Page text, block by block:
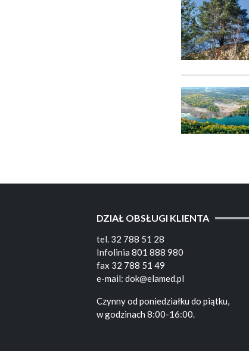
DZIAŁ OBSŁUGI KLIENTA
tel. 32 788 51 28
Infolinia 801 888 980
fax 32 788 51 49
e-mail: dok@elamed.pl
Czynny od poniedziałku do piątku,
w godzinach 8:00-16:00.